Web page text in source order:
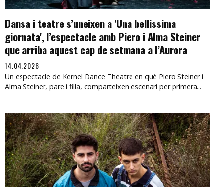
Dansa i teatre s’uneixen a 'Una bellissima
giornata', l’espectacle amb Piero i Alma Steiner
que arriba aquest cap de setmana a l’Aurora
14.04.2026
Un espectacle de Kernel Dance Theatre en què Piero Steiner i
Alma Steiner, pare i filla, comparteixen escenari per primera...